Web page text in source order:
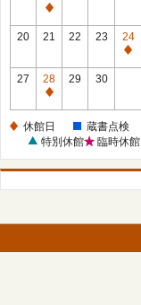
日
休
館
20 21 22 23
24
休
27
28
休
日
29 30
休館日
蔵書点検
特別休館
臨時休館